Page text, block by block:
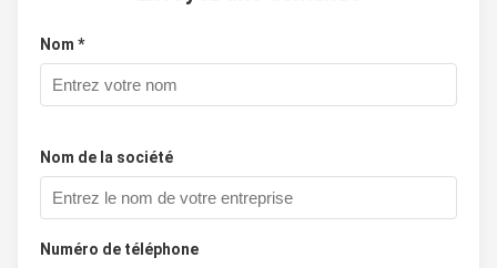
Nom *
Nom de la société
Numéro de téléphone